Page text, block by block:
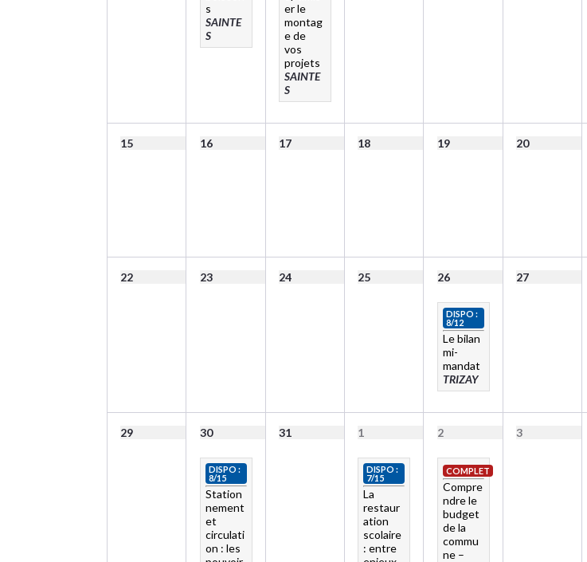
s
SAINTE
S
er le
montag
e de
vos
projets
SAINTE
S
15 16 17 18 19 20
22 23 24 25 26
DISPO :
8/12
Le bilan
mi-
mandat
TRIZAY
27
29 30
DISPO :
8/15
Station
nement
et
circulati
on : les
31 1
DISPO :
7/15
La
restaur
ation
scolaire
: entre
2
COMPLET
Compre
ndre le
budget
de la
commu
ne –
3